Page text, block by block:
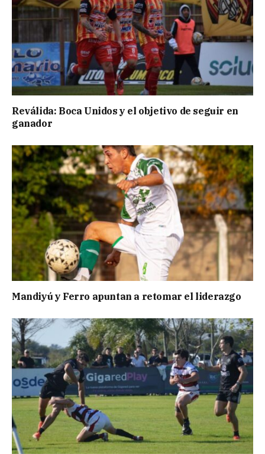
Reválida: Boca Unidos y el objetivo de seguir en
ganador
Mandiyú y Ferro apuntan a retomar el liderazgo